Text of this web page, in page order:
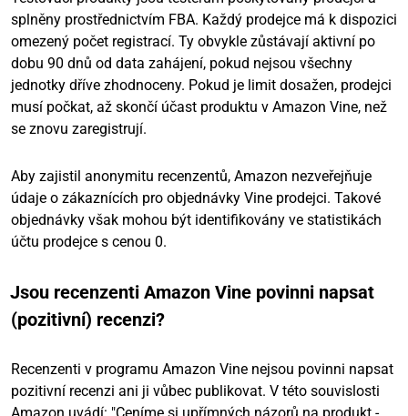
splněny prostřednictvím FBA. Každý prodejce má k dispozici
omezený počet registrací. Ty obvykle zůstávají aktivní po
dobu 90 dnů od data zahájení, pokud nejsou všechny
jednotky dříve zhodnoceny. Pokud je limit dosažen, prodejci
musí počkat, až skončí účast produktu v Amazon Vine, než
se znovu zaregistrují.
Aby zajistil anonymitu recenzentů, Amazon nezveřejňuje
údaje o zákaznících pro objednávky Vine prodejci. Takové
objednávky však mohou být identifikovány ve statistikách
účtu prodejce s cenou 0.
Jsou recenzenti Amazon Vine povinni napsat
(pozitivní) recenzi?
Recenzenti v programu Amazon Vine nejsou povinni napsat
pozitivní recenzi ani ji vůbec publikovat. V této souvislosti